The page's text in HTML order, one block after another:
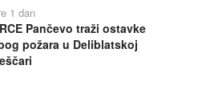
1 dan
Pančevo traži ostavke
požara u Deliblatskoj